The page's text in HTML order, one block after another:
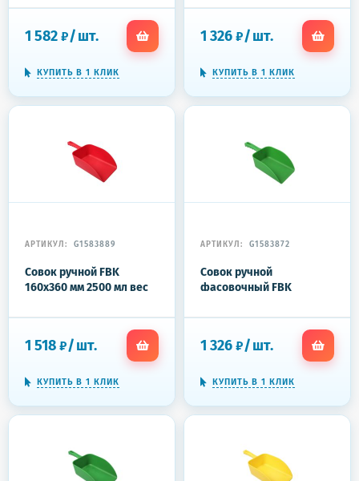
1 582 ₽/шт.
КУПИТЬ В 1 КЛИК
Р750г) синий 15106-2
1 326 ₽/шт.
КУПИТЬ В 1 КЛИК
АРТИКУЛ: G1583889
Совок ручной FBK
160x360 мм 2500 мл вес
15107-3
1 518 ₽/шт.
КУПИТЬ В 1 КЛИК
АРТИКУЛ: G1583872
Совок ручной
фасовочный FBK
Р750г) зеленый 15106-5
1 326 ₽/шт.
КУПИТЬ В 1 КЛИК